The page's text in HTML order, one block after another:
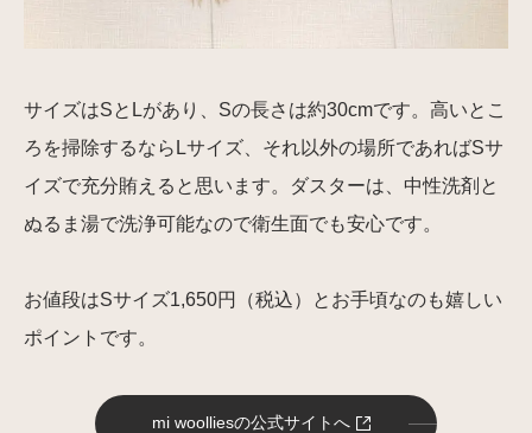
サイズはSとLがあり、Sの長さは約30cmです。高いとこ
ろを掃除するならLサイズ、それ以外の場所であればSサ
イズで充分賄えると思います。ダスターは、中性洗剤と
ぬるま湯で洗浄可能なので衛生面でも安心です。
お値段はSサイズ1,650円（税込）とお手頃なのも嬉しい
ポイントです。
mi woolliesの公式サイトへ